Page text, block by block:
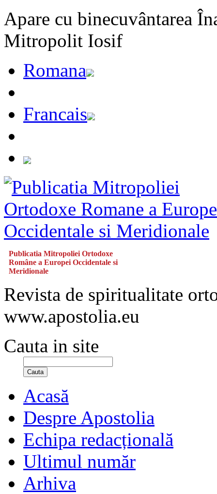
Apare cu binecuvântarea
Mitropolit Iosif
Romana
Francais
Publicatia Mitropoliei Ortodoxe
Române a Europei Occidentale si
Meridionale
Revista de spiritualitate
www.apostolia.eu
Cauta in site
Cauta
Acasă
Despre Apostolia
Echipa redacțională
Ultimul număr
Arhiva